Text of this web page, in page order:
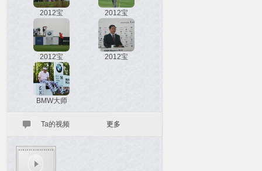
2012宝 2012宝
2012宝 2012宝
BMW大师
Ta的视频 更多